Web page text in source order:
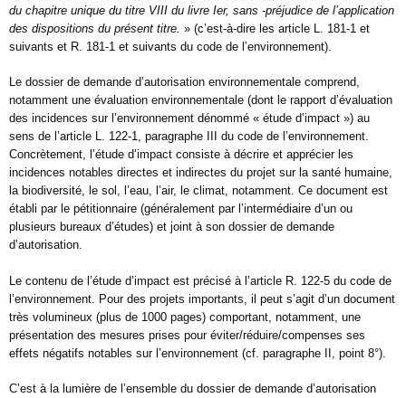
du chapitre unique du titre VIII du livre Ier, sans -préjudice de l’application
des dispositions du présent titre. » (c’est-à-dire les article L. 181-1 et
suivants et R. 181-1 et suivants du code de l’environnement).
Le dossier de demande d’autorisation environnementale comprend,
notamment une évaluation environnementale (dont le rapport d’évaluation
des incidences sur l’environnement dénommé « étude d’impact ») au
sens de l’article L. 122-1, paragraphe III du code de l’environnement.
Concrètement, l’étude d’impact consiste à décrire et apprécier les
incidences notables directes et indirectes du projet sur la santé humaine,
la biodiversité, le sol, l’eau, l’air, le climat, notamment. Ce document est
établi par le pétitionnaire (généralement par l’intermédiaire d’un ou
plusieurs bureaux d’études) et joint à son dossier de demande
d’autorisation.
Le contenu de l’étude d’impact est précisé à l’article R. 122-5 du code de
l’environnement. Pour des projets importants, il peut s’agit d’un document
très volumineux (plus de 1000 pages) comportant, notamment, une
présentation des mesures prises pour éviter/réduire/compenses ses
effets négatifs notables sur l’environnement (cf. paragraphe II, point 8°).
C’est à la lumière de l’ensemble du dossier de demande d’autorisation